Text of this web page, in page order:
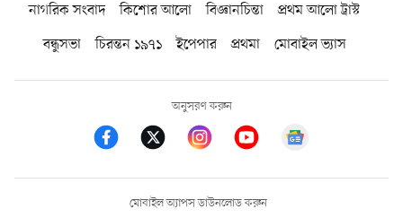
নাগরিক সংবাদ কিশোর আলো বিজ্ঞানচিন্তা
প্রথম আলো ট্রাস্ট
বন্ধুসভা
চিরন্তন ১৯৭১ ইপেপার প্রথমা মোবাইল ভ্যাস
অনুসরণ করুন
মোবাইল অ্যাপস ডাউনলোড করুন